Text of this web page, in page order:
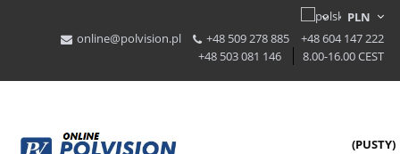
online@polvision.pl +48 509 278 885
+48 604 147 222
+48 503 081 146
8.00-16.00 CEST
(PUSTY)